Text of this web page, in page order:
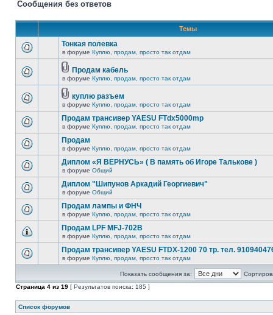
Сообщения без ответов
Темы
Тонкая полевка
в форуме Куплю, продам, просто так отдам
Продам кабель
в форуме Куплю, продам, просто так отдам
куплю разъем
в форуме Куплю, продам, просто так отдам
Продам трансивер YAESU FTdx5000mp
в форуме Куплю, продам, просто так отдам
Продам
в форуме Куплю, продам, просто так отдам
Диплом «Я ВЕРНУСЬ» ( В память об Игоре Талькове )
в форуме Общий
Диплом "Шипунов Аркадий Георгиевич"
в форуме Общий
Продам лампы и ФНЧ
в форуме Куплю, продам, просто так отдам
Продам LPF MFJ-702B
в форуме Куплю, продам, просто так отдам
Продам трансивер YAESU FTDX-1200 70 тр. тел.
в форуме Куплю, продам, просто так отдам
Показать сообщения за:
Страница 4 из 19 [ Результатов поиска: 185 ]
Список форумов